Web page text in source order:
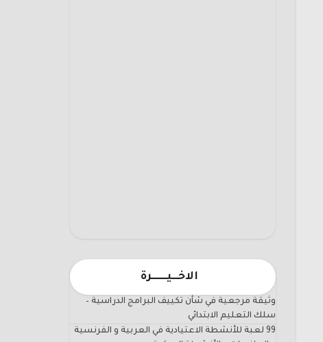
الاخـــيـــــــرة
وثيقة مرجعية في شأن تكييف البرامج الدراسية –
سلك التعليم الابتدائي
99 لعبة للأنشطة الاعتيادية في العربية و الفرنسية